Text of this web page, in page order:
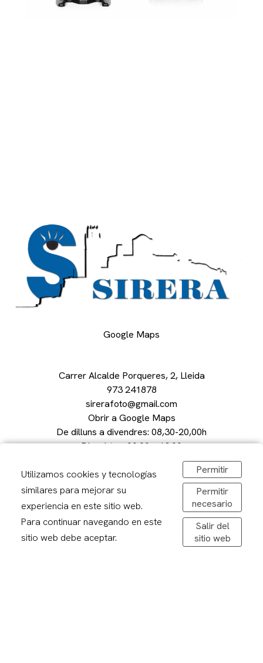
Google Maps
Carrer Alcalde Porqueres, 2, Lleida
973 241878
sirerafoto@gmail.com
Obrir a Google Maps
De dilluns a divendres: 08,30-20,00h
Dissabtes: 09:00 – 13:00
Avís legal
Politica de privacitat
Política de cookies
Utilizamos cookies y tecnologías
similares para mejorar su
experiencia en este sitio web.
Para continuar navegando en este
sitio web debe aceptar.
Permitir
Permitir
necesario
Salir del
sitio web